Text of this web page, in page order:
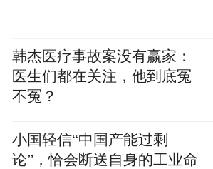
民营500强、央企、跨国公司
质生产力企业，还有国际投
美国商会、大韩贸易投资振
来源：江西发布
韩杰医疗事故案没有赢家：
医生们都在关注，他到底冤
不冤？
小国轻信“中国产能过剩
论”，恰会断送自身的工业命